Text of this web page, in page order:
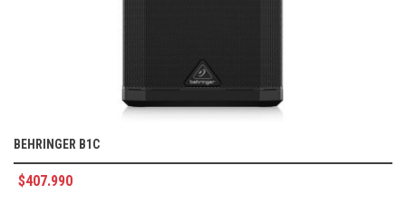
BEHRINGER B1C
$407.990